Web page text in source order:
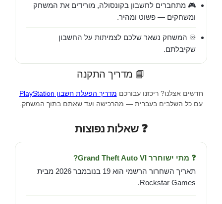
🎮 מתחברים לחשבון בקונסולה, מורידים את המשחק
ומשחקים — פשוט ומהיר.
♾️ המשחק נשאר שלכם לצמיתות על החשבון
שקיבלתם.
📘 מדריך התקנה
חדשים אצלנו? ריכזנו עבורכם מדריך הפעלת חשבון PlayStation
עם כל השלבים בעברית — מהרכישה ועד שאתם בתוך המשחק.
❓ שאלות נפוצות
❓ מתי ישוחרר Grand Theft Auto VI?
תאריך השחרור הרשמי הוא 19 בנובמבר 2026 מבית
Rockstar Games.